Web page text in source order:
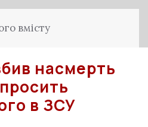
вмісту
насмерть
в ЗСУ